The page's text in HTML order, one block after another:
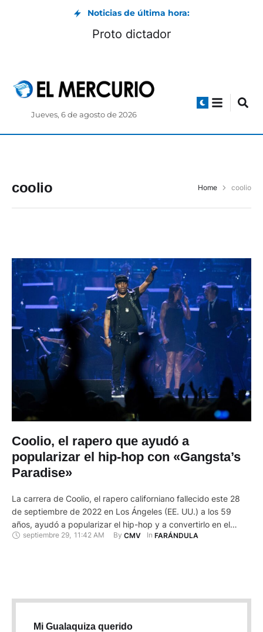
Noticias de última hora:
Proto dictador
Jueves, 6 de agosto de 2026
coolio Home coolio
Coolio, el rapero que ayudó a
popularizar el hip-hop con «Gangsta’s
Paradise»
La carrera de Coolio, el rapero californiano fallecido este 28
de septiembre de 2022 en Los Ángeles (EE. UU.) a los 59
años, ayudó a popularizar el hip-hop y a convertirlo en el
género de masas que es hoy en día gracias a himnos como
septiembre 29, 11:42 AM By CMV In FARÁNDULA
Mi Gualaquiza querido